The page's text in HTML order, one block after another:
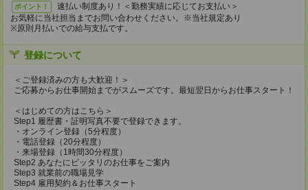
ポイント！
速払い制度あり！＜勤務実績に応じてお支払い＞
お気軽に当社担当までお問い合わせください。※当社規定あり
※原則月払いでの給与支払です。
登録について
＜ご登録済みの方も大歓迎！＞
ご応募からお仕事開始までがスムーズです。最短翌日からお仕事スタート！
＜はじめての方はこちら＞
Step1 履歴書・証明写真不要で登録できます。
・オンライン登録（5分程度）
・電話登録（20分程度）
・来場登録（1時間30分程度）
Step2 あなたにピッタリのお仕事をご案内
Step3 就業前の職場見学
Step4 雇用契約＆お仕事スタート